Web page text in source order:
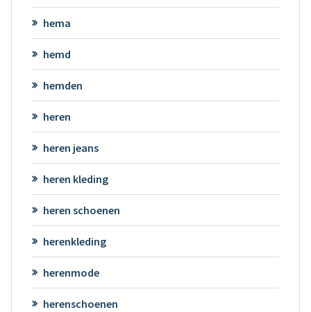
hema
hemd
hemden
heren
heren jeans
heren kleding
heren schoenen
herenkleding
herenmode
herenschoenen